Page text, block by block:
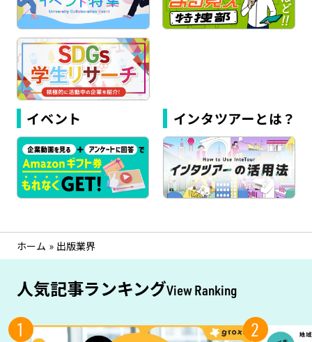
イベント インタツアーとは？
ホーム » 出版業界
人気記事ランキングView Ranking
1 2